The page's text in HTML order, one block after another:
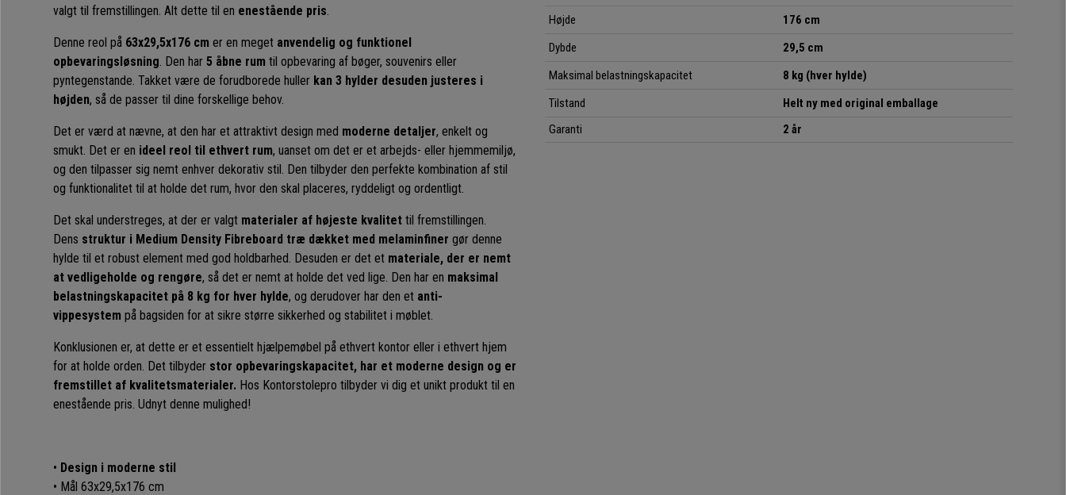
valgt til fremstillingen. Alt dette til en enestående pris.
Denne reol på 63x29,5x176 cm er en meget anvendelig og funktionel
opbevaringsløsning. Den har 5 åbne rum til opbevaring af bøger, souvenirs eller
pyntegenstande. Takket være de forudborede huller kan 3 hylder desuden justeres i
højden, så de passer til dine forskellige behov.
Det er værd at nævne, at den har et attraktivt design med moderne detaljer, enkelt og
smukt. Det er en ideel reol til ethvert rum, uanset om det er et arbejds- eller hjemmemiljø,
og den tilpasser sig nemt enhver dekorativ stil. Den tilbyder den perfekte kombination af stil
og funktionalitet til at holde det rum, hvor den skal placeres, ryddeligt og ordentligt.
Det skal understreges, at der er valgt materialer af højeste kvalitet til fremstillingen.
Dens struktur i Medium Density Fibreboard træ dækket med melaminfiner gør denne
hylde til et robust element med god holdbarhed. Desuden er det et materiale, der er nemt
at vedligeholde og rengøre, så det er nemt at holde det ved lige. Den har en maksimal
belastningskapacitet på 8 kg for hver hylde, og derudover har den et anti-
vippesystem på bagsiden for at sikre større sikkerhed og stabilitet i møblet.
Konklusionen er, at dette er et essentielt hjælpemøbel på ethvert kontor eller i ethvert hjem
for at holde orden. Det tilbyder stor opbevaringskapacitet, har et moderne design og er
fremstillet af kvalitetsmaterialer. Hos Kontorstolepro tilbyder vi dig et unikt produkt til en
enestående pris. Udnyt denne mulighed!
• Design i moderne stil
• Mål 63x29,5x176 cm
Højde
176 cm
Dybde
29,5 cm
Maksimal belastningskapacitet
8 kg (hver hylde)
Tilstand
Helt ny med original emballage
Garanti
2 år